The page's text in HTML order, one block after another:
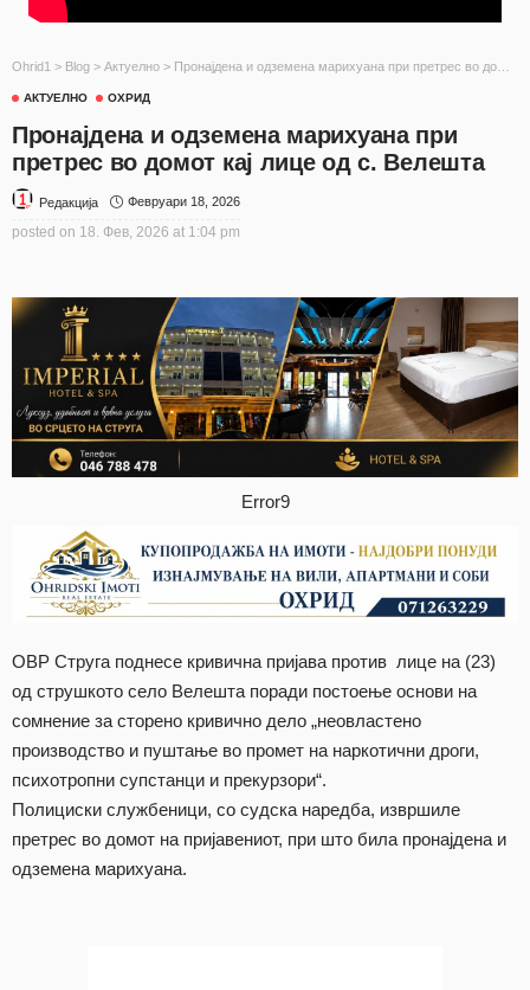
Ohrid1 > Blog > Актуелно > Пронајдена и одземена марихуана при претрес во домот кај лице од с. Велешта
АКТУЕЛНО ОХРИД
Пронајдена и одземена марихуана при
претрес во домот кај лице од с. Велешта
Редакција Февруари 18, 2026
posted on 18. Фев, 2026 at 1:04 pm
Error9
ОВР Струга поднесе кривична пријава против лице на (23)
од струшкото село Велешта поради постоење основи на
сомнение за сторено кривично дело „неовластено
производство и пуштање во промет на наркотични дроги,
психотропни супстанци и прекурзори“.
Полициски службеници, со судска наредба, извршиле
претрес во домот на пријавениот, при што била пронајдена и
одземена марихуана.